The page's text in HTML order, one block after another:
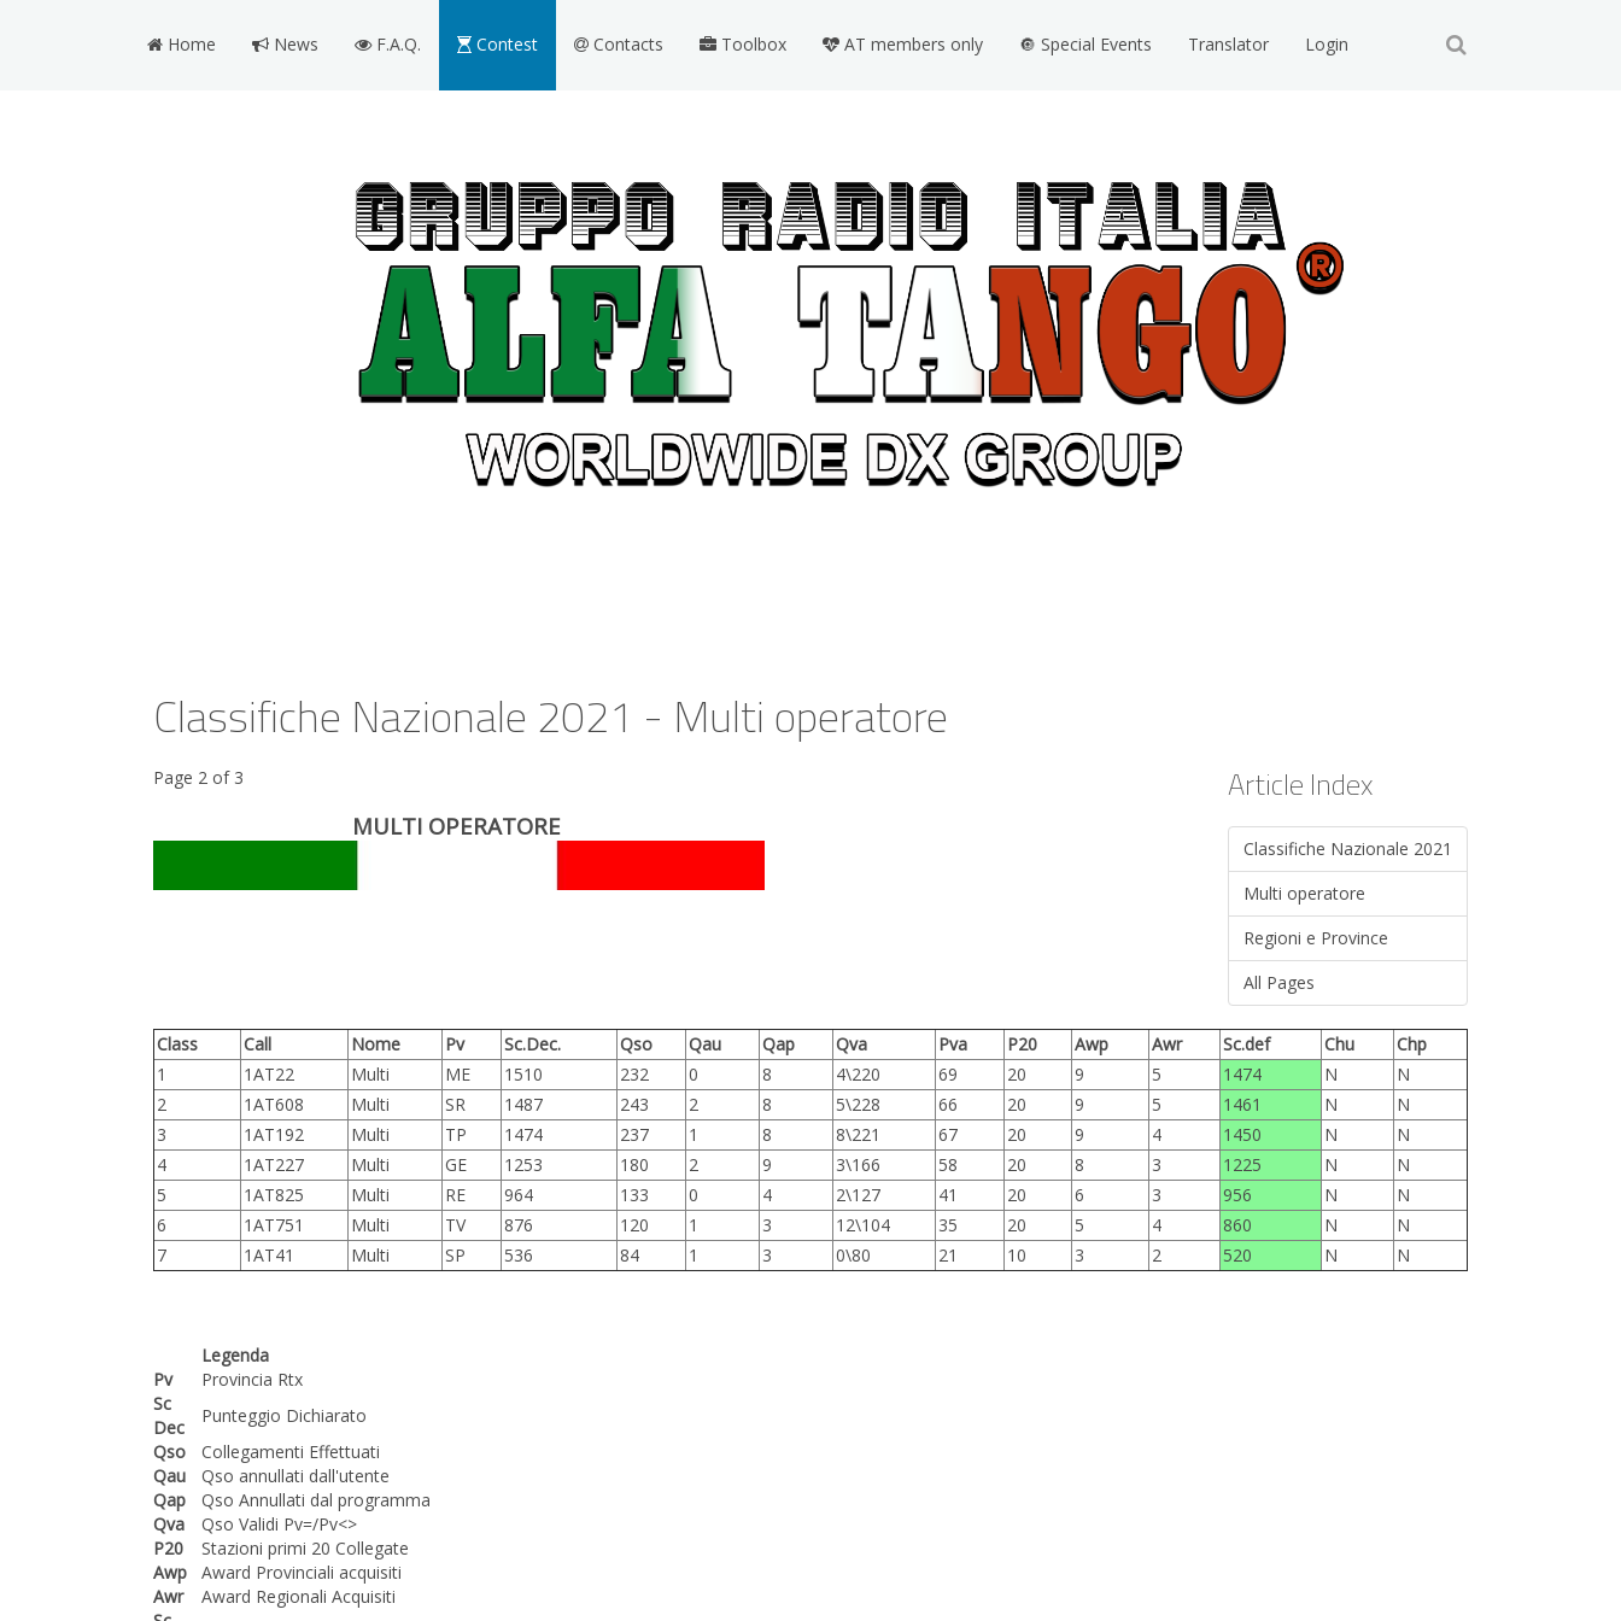
Home News F.A.Q. Contest Contacts Toolbox AT members only 🔘 Special Events Translator Login
Classifiche Nazionale 2021 - Multi operatore
Article Index
Classifiche Nazionale 2021
Multi operatore
Regioni e Province
All Pages
Page 2 of 3
MULTI OPERATORE
Class Call Nome Pv Sc.Dec. Qso Qau Qap Qva Pva P20 Awp Awr Sc.def Chu
Chp
1
1AT22 Multi ME 1510 232 0 8 4\220 69 20 9 5 1474 N
N
2
1AT608 Multi SR 1487 243 2 8 5\228 66 20 9 5 1461 N
N
3
1AT192 Multi TP 1474 237 1 8 8\221 67 20 9 4 1450 N
N
4
1AT227 Multi GE 1253 180 2 9 3\166 58 20 8 3 1225 N
N
5
1AT825 Multi RE 964 133 0 4 2\127 41 20 6 3 956 N
N
6
1AT751 Multi TV 876 120 1 3 12\104 35 20 5 4 860 N
N
7
1AT41 Multi SP 536 84 1 3 0\80 21 10 3 2 520 N N
Legenda
Pv
Provincia Rtx
Sc
Dec
Punteggio Dichiarato
Qso
Collegamenti Effettuati
Qau
Qso annullati dall'utente
Qap
Qso Annullati dal programma
Qva
Qso Validi Pv=/Pv<>
P20
Stazioni primi 20 Collegate
Awp
Award Provinciali acquisiti
Awr
Award Regionali Acquisiti